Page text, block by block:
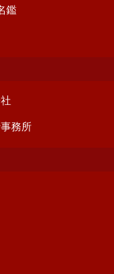
鑑
務所